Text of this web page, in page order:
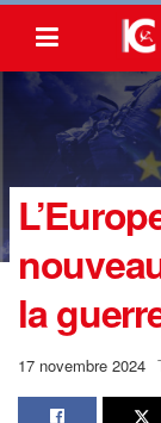
la
17 novembre 2024